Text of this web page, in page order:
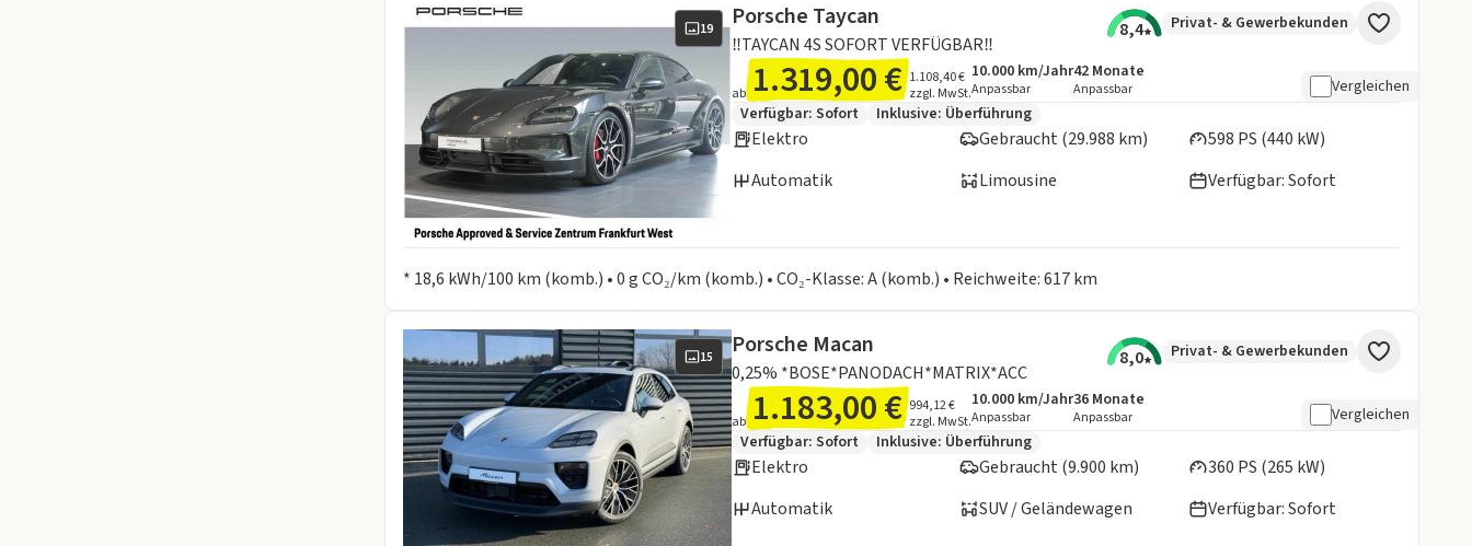
19 Porsche Taycan
‼️TAYCAN 4S SOFORT VERFÜGBAR‼️
8,4 Privat- & Gewerbekunden
ab 1.319,00 € 1.108,40 €
zzgl. MwSt.
Angebotsdetails:
Inklusive Laufleistung
10.000 km/Jahr
Anpassbar
Laufzeit
42 Monate
Anpassbar Vergleichen
Zusätzliche Fahrzeuginformationen:
Verfügbar: Sofort Inklusive: Überführung
Elektro Gebraucht (29.988 km)
598 PS (440 kW)
Automatik
Limousine Verfügbar: Sofort
* 18,6 kWh/100 km (komb.) • 0 g CO₂/km (komb.) • CO₂-Klasse: A (komb.) • Reichweite: 617 km
15 Porsche Macan
0,25% *BOSE*PANODACH*MATRIX*ACC
8,0 Privat- & Gewerbekunden
ab 1.183,00 € 994,12 €
zzgl. MwSt.
Angebotsdetails:
Inklusive Laufleistung
10.000 km/Jahr
Anpassbar
Laufzeit
36 Monate
Anpassbar Vergleichen
Zusätzliche Fahrzeuginformationen:
Verfügbar: Sofort Inklusive: Überführung
Elektro Gebraucht (9.900 km)
360 PS (265 kW)
Automatik
SUV / Geländewagen Verfügbar: Sofort